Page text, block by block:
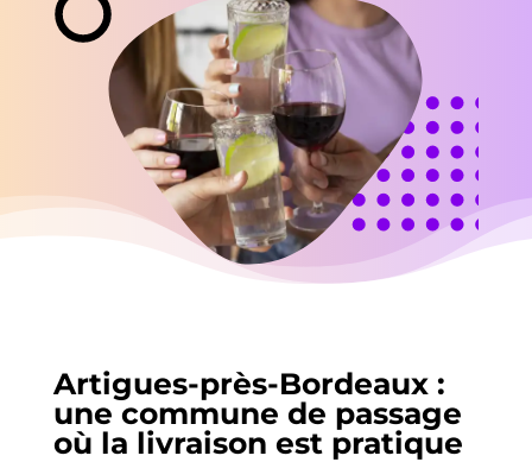
Artigues-près-Bordeaux :
une commune de passage
où la livraison est pratique